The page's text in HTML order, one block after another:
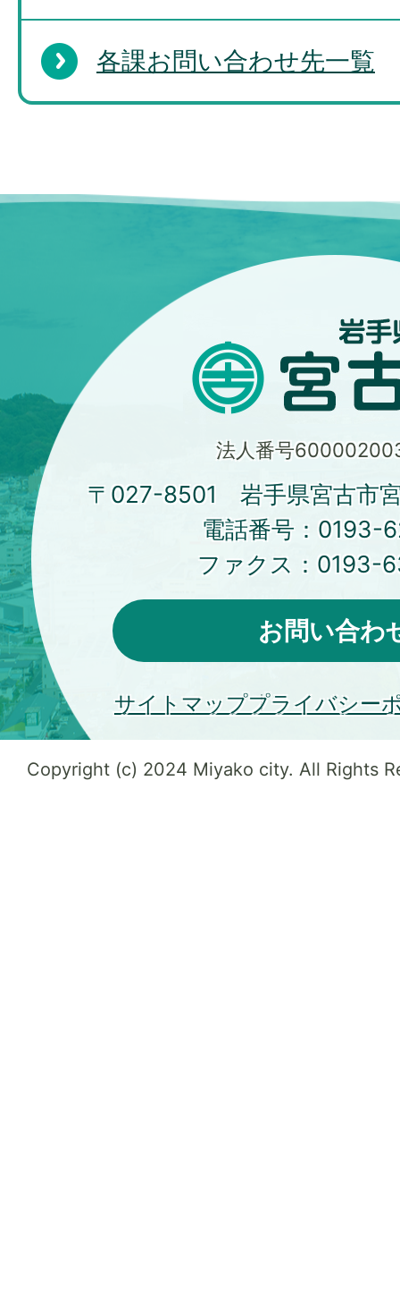
各課お問い合わせ先一覧
法人番号
〒027-8501 岩手県宮古市
電話番号： 0193-
ファクス： 0193-
お問い合わ
サイトマッププライバシー
Copyright (c) 2024 Miyako city. All Rights